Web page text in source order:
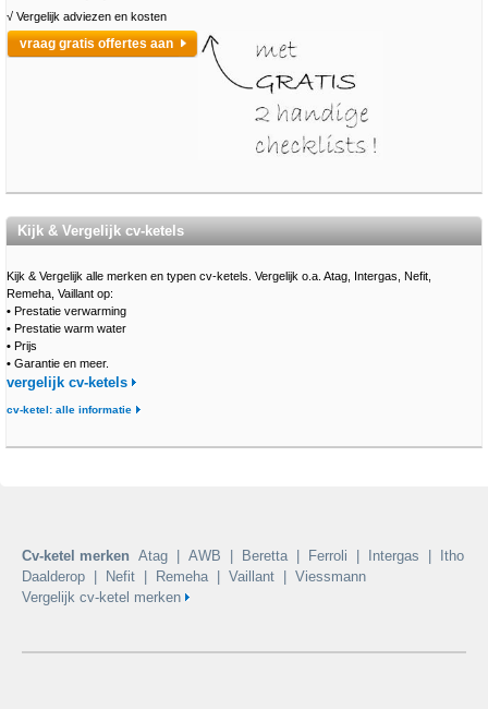
√ Vergelijk adviezen en kosten
vraag gratis offertes aan
Kijk & Vergelijk cv-ketels
Kijk & Vergelijk alle merken en typen cv-ketels. Vergelijk o.a. Atag, Intergas, Nefit,
Remeha, Vaillant op:
• Prestatie verwarming
• Prestatie warm water
• Prijs
• Garantie en meer.
vergelijk cv-ketels
cv-ketel: alle informatie
Cv-ketel merken Atag AWB Beretta| Ferroli Intergas
Itho
Daalderop
Nefit Remeha| Vaillant
Viessmann
Vergelijk cv-ketel merken